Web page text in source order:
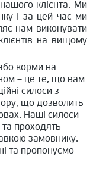
клієнта. Ми
і за цей час ми
нам виконувати
на вищому
корми на
– це те, що вам
силоси з
що дозволить
Наші силоси
та проходять
замовнику.
та пропонуємо